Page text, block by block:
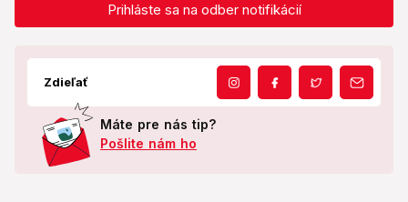
Prihláste sa na odber notifikácií
Zdieľať
Máte pre nás tip?
Pošlite nám ho